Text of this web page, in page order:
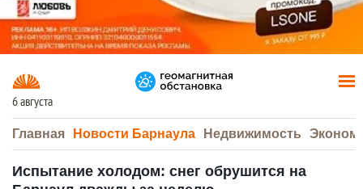
6 августа
Главная Новости Барнаула Недвижимость
Испытание холодом: снег обрушится на